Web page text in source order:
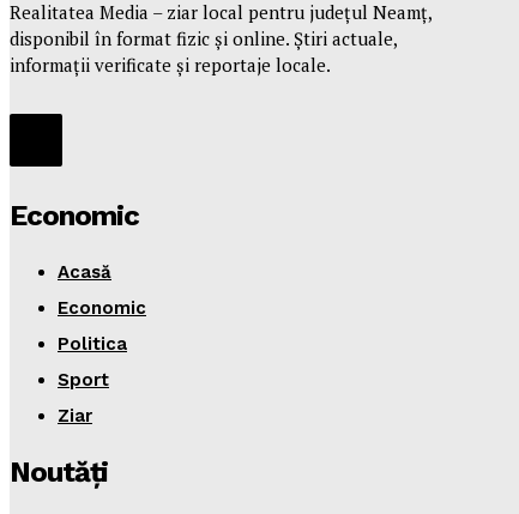
Realitatea Media – ziar local pentru județul Neamț,
disponibil în format fizic și online. Știri actuale,
informații verificate și reportaje locale.
Economic
Acasă
Economic
Politica
Sport
Ziar
Noutăţi